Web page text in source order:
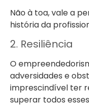
Não à toa, vale a
história da
2. Resiliência
O
adversidades e
imprescindível ter
superar todos